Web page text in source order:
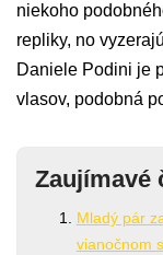
niekoho
repliky, no
Daniele Podini je
vlasov, podobná
Zaujímavé
Mladý pár
vianočnom